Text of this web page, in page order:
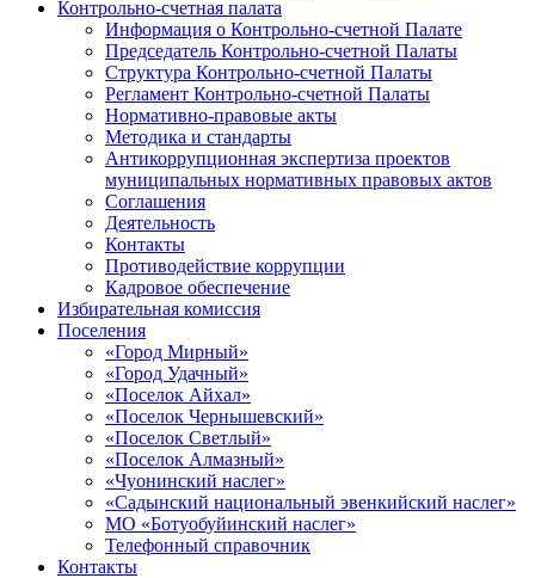
Контрольно-счетная палата
Информация о Контрольно-счетной Палате
Председатель Контрольно-счетной Палаты
Структура Контрольно-счетной Палаты
Регламент Контрольно-счетной Палаты
Нормативно-правовые акты
Методика и стандарты
Антикоррупционная экспертиза проектов
муниципальных нормативных правовых актов
Соглашения
Деятельность
Контакты
Противодействие коррупции
Кадровое обеспечение
Избирательная комиссия
Поселения
«Город Мирный»
«Город Удачный»
«Поселок Айхал»
«Поселок Чернышевский»
«Поселок Светлый»
«Поселок Алмазный»
«Чуонинский наслег»
«Садынский национальный эвенкийский наслег»
МО «Ботуобуйинский наслег»
Телефонный справочник
Контакты